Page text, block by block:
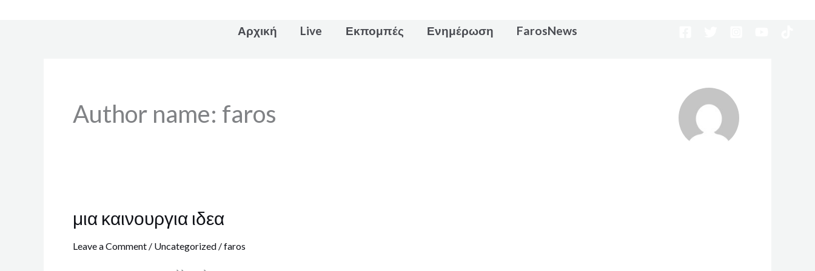
Αρχική Live Εκπομπές Ενημέρωση FarosNews
Author name: faros
μια καινουργια ιδεα
Leave a Comment / Uncategorized /faros
μια
καινουργια
ιδεα